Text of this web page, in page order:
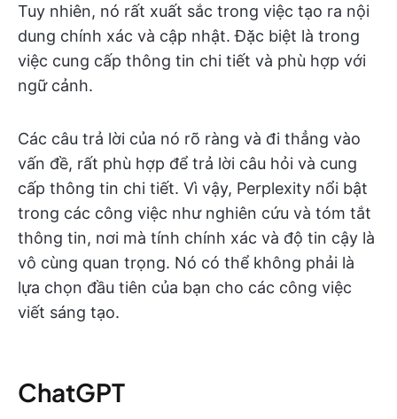
Tuy nhiên, nó rất xuất sắc trong việc tạo ra nội
dung chính xác và cập nhật. Đặc biệt là trong
việc cung cấp thông tin chi tiết và phù hợp với
ngữ cảnh.
Các câu trả lời của nó rõ ràng và đi thẳng vào
vấn đề, rất phù hợp để trả lời câu hỏi và cung
cấp thông tin chi tiết. Vì vậy, Perplexity nổi bật
trong các công việc như nghiên cứu và tóm tắt
thông tin, nơi mà tính chính xác và độ tin cậy là
vô cùng quan trọng. Nó có thể không phải là
lựa chọn đầu tiên của bạn cho các công việc
viết sáng tạo.
ChatGPT